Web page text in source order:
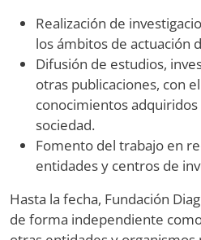
Realización de
los ámbitos de actuación
Difusión de estudios,
otras publicaciones, con
conocimientos adquiridos
sociedad.
Fomento del trabajo en
entidades y centros de
Hasta la fecha, Fundación
de forma independiente